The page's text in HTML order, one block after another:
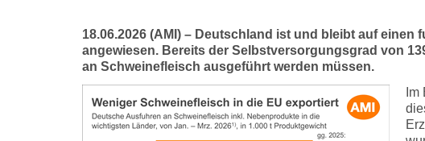
18.06.2026 (AMI) – Deutschland ist und bleibt auf
angewiesen. Bereits der Selbstversorgungsgrad von
an Schweinefleisch ausgeführt werden müssen.